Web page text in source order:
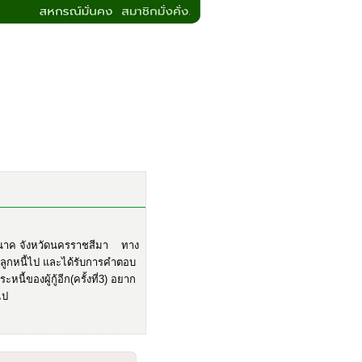
าค จังหวัดนครราชสีมา ทาง
กหนี้ไป และได้รับการคำตอบ
หนี้ของผู้กู้อีก(ครั้งที่3) อยาก
ไป